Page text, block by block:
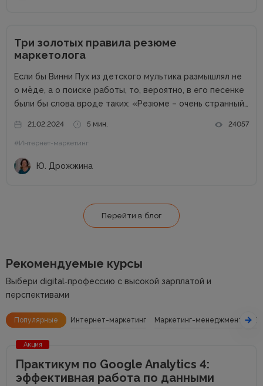
Три золотых правила резюме
маркетолога
Если бы Винни Пух из детского мультика размышлял не
о мёде, а о поиске работы, то, вероятно, в его песенке
были бы слова вроде таких: «Резюме – очень странный
что...
21.02.2024 5 мин. 24057
#Интернет-маркетинг
Ю. Дрожжина
Перейти в блог
Рекомендуемые курсы
Выбери digital‑профессию с высокой зарплатой и
перспективами
Популярные Интернет-маркетинг Маркетинг-менеджмент
Акция
Практикум по Google Analytics 4:
эффективная работа по данными